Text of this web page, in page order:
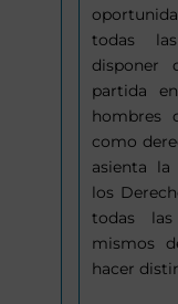
todas
disponer
partida
hombres
como
asienta la
los
todas
mismos
hacer